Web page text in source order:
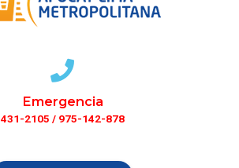
Emergencia
431-2105 / 975-142-878